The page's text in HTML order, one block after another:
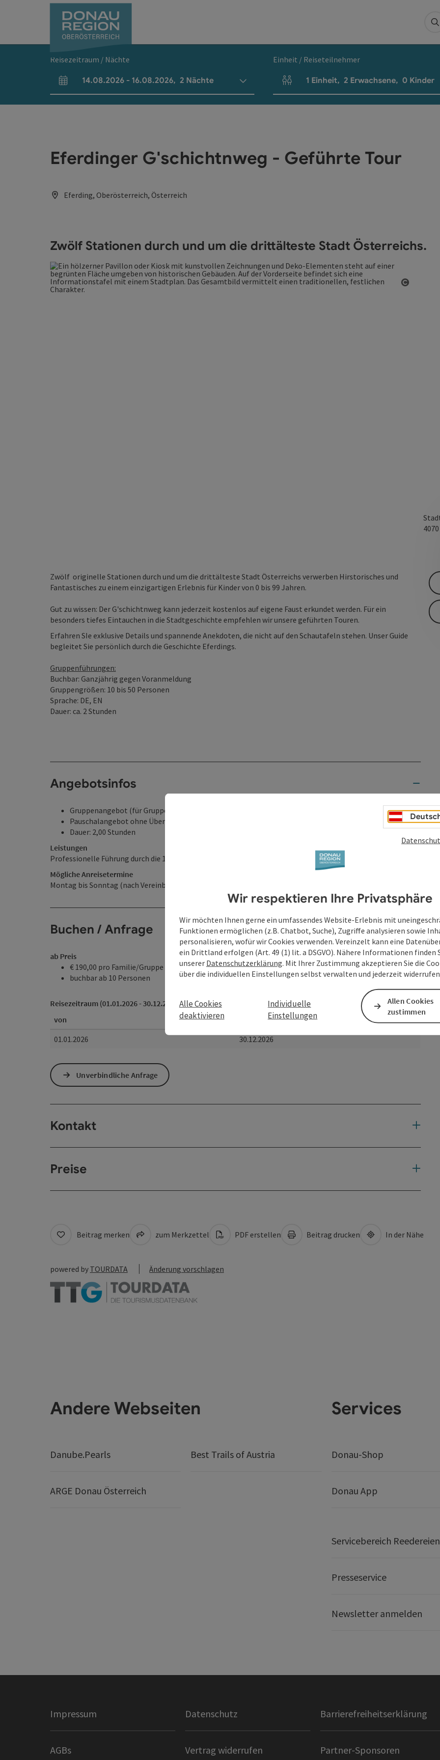
Reisezeitraum / Nächte
An- und Abreisefelder
14.08.2026 - 16.08.2026, 2 Nächte
Einheit / Reiseteilnehmer
Einheitenanzahl und Personenfelder
1 Einheit, 2 Erwachsene, 0 Kinder
Eferdinger G'schichtnweg - Geführte Tour
Eferding, Oberösterreich, Österreich
Zwölf Stationen durch und um die drittälteste Stadt Österreichs.
4070
Zwölf originelle Stationen durch und um die drittälteste Stadt Österreichs verwerben Hirstorisches und
Fantastisches zu einem einzigartigen Erlebnis für Kinder von 0 bis 99 Jahren.
Gut zu wissen: Der G'schichtnweg kann jederzeit kostenlos auf eigene Faust erkundet werden. Für ein
besonders tiefes Eintauchen in die Stadtgeschichte empfehlen wir unsere geführten Touren.
Erfahren SIe exklusive Details und spannende Anekdoten, die nicht auf den Schautafeln stehen. Unser Guide
begleitet Sie persönlich durch die Geschichte Eferdings.
Gruppenführungen:
Buchbar: Ganzjährig gegen Voranmeldung
Gruppengrößen: 10 bis 50 Personen
Sprache: DE, EN
Dauer: ca. 2 Stunden
Angebotsinfos
Gruppenangebot (für Gruppen geeignet)
Pauschalangebot ohne Übernachtung
Dauer: 2,00 Stunden
Leistungen
Professionelle Führung durch die 12 Stationen des Eferdinger G'schichtnweg
Mögliche Anreisetermine
Montag bis Sonntag (nach Vereinbarung)
Buchen / Anfrage
ab Preis
€ 190,00 pro Familie/Gruppe
buchbar ab 10 Personen
Reisezeitraum (01.01.2026 - 30.12.2026)
von
01.01.2026
30.12.2026
Unverbindliche Anfrage
Kontakt
Preise
Beitrag merken zum Merkzettel PDF erstellen Beitrag drucken In der Nähe
powered by TOURDATA Änderung vorschlagen
Andere Webseiten
Danube.Pearls Best Trails of Austria
ARGE Donau Österreich
Services
Donau-Shop
Donau App
Servicebereich Reedereien
Presseservice
Newsletter anmelden
Impressum Datenschutz Barrierefreiheitserklärung
AGBs Vertrag widerrufen Partner-Sponsoren
Wir respektieren Ihre Privatsphäre
Wir möchten Ihnen gerne ein umfassendes Website-Erlebnis mit
Funktionen ermöglichen (z.B. Chatbot, Suche), Zugriffe analysieren sowie
personalisieren, wofür wir Cookies verwenden. Vereinzelt kann eine
ein Drittland erfolgen (Art. 49 (1) lit. a DSGVO). Nähere Informationen finden
unserer Datenschutzerklärung. Mit Ihrer Zustimmung akzeptieren Sie die
über die individuellen Einstellungen selbst verwalten und jederzeit
Alle Cookies
deaktivieren
Individuelle
Einstellungen
Allen Cookies
zustimmen